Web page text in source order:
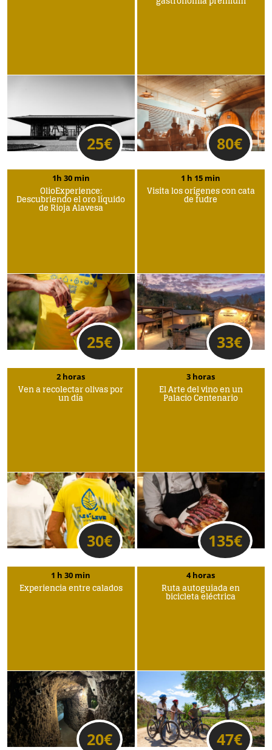
25€ 80€
3 horas
El Arte del vino en un
Palacio Centenario
135€
1 h 15 min
Visita los orígenes con cata
de fudre
33€
1 h 30 min
Experiencia entre calados
20€
4 horas
Ruta autoguiada en
bicicleta eléctrica
47€
2 horas
Ven a recolectar olivas por
un día
30€
1h 30 min
OlioExperience:
Descubriendo el oro líquido
de Rioja Alavesa
25€